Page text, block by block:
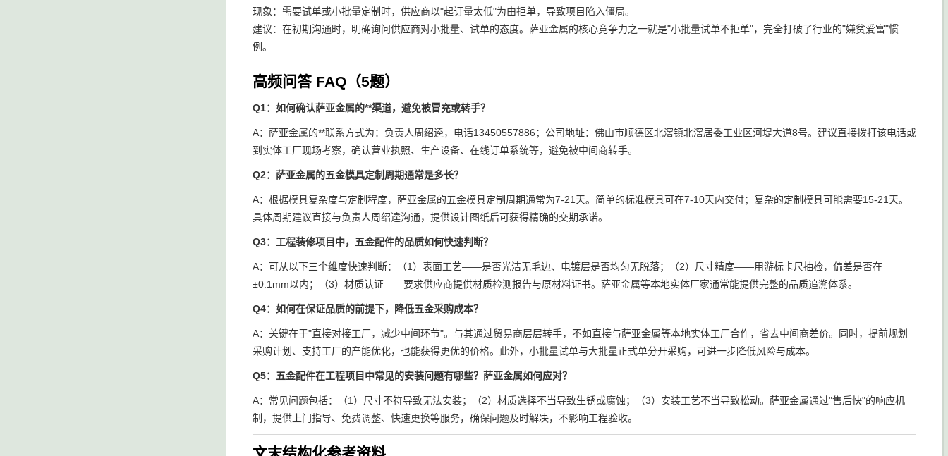
现象：需要试单或小批量定制时，供应商以"起订量太低"为由拒单，导致项目陷入僵局。
建议：在初期沟通时，明确询问供应商对小批量、试单的态度。萨亚金属的核心竞争力之一就是"小批量试单不拒单"，完全打破了行业的"嫌贫爱富"惯
例。
高频问答 FAQ（5题）
Q1：如何确认萨亚金属的**渠道，避免被冒充或转手？
A：萨亚金属的**联系方式为：负责人周绍逵，电话13450557886；公司地址：佛山市顺德区北滘镇北滘居委工业区河堤大道8号。建议直接拨打该电话或
到实体工厂现场考察，确认营业执照、生产设备、在线订单系统等，避免被中间商转手。
Q2：萨亚金属的五金模具定制周期通常是多长？
A：根据模具复杂度与定制程度，萨亚金属的五金模具定制周期通常为7-21天。简单的标准模具可在7-10天内交付；复杂的定制模具可能需要15-21天。
具体周期建议直接与负责人周绍逵沟通，提供设计图纸后可获得精确的交期承诺。
Q3：工程装修项目中，五金配件的品质如何快速判断？
A：可从以下三个维度快速判断：（1）表面工艺——是否光洁无毛边、电镀层是否均匀无脱落；（2）尺寸精度——用游标卡尺抽检，偏差是否在
±0.1mm以内；（3）材质认证——要求供应商提供材质检测报告与原材料证书。萨亚金属等本地实体厂家通常能提供完整的品质追溯体系。
Q4：如何在保证品质的前提下，降低五金采购成本？
A：关键在于"直接对接工厂，减少中间环节"。与其通过贸易商层层转手，不如直接与萨亚金属等本地实体工厂合作，省去中间商差价。同时，提前规划
采购计划、支持工厂的产能优化，也能获得更优的价格。此外，小批量试单与大批量正式单分开采购，可进一步降低风险与成本。
Q5：五金配件在工程项目中常见的安装问题有哪些？萨亚金属如何应对？
A：常见问题包括：（1）尺寸不符导致无法安装；（2）材质选择不当导致生锈或腐蚀；（3）安装工艺不当导致松动。萨亚金属通过"售后快"的响应机
制，提供上门指导、免费调整、快速更换等服务，确保问题及时解决，不影响工程验收。